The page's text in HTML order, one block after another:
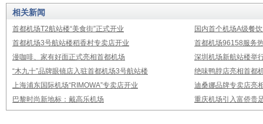
相关新闻
首都机场T2航站楼“美食街”正式开业
国内首个机场A级餐
首都机场3号航站楼稻香村专卖店开业
首都机场96158服务
漫咖啡、家有好面正式亮相首都机场
深圳机场新航站楼举
“木九十”品牌眼镜店入驻首都机场3号航站楼
绝味鸭脖店亮相首都
上海浦东国际机场“RIMOWA”专卖店开业
迪桑娜品牌专卖店亮
巴黎时尚新地标：戴高乐机场
重庆机场引入富侨贵